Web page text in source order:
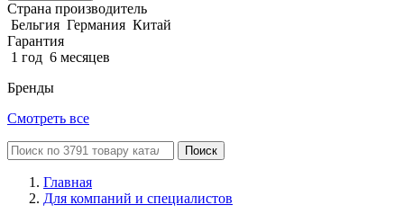
Страна производитель
Бельгия Германия Китай
Гарантия
1 год 6 месяцев
Бренды
Смотреть все
Поиск
Главная
Для компаний и специалистов